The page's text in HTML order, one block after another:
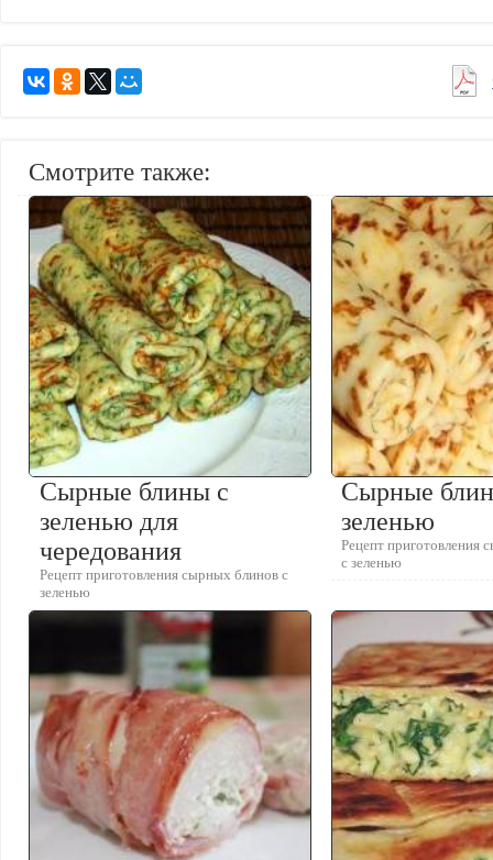
Смотрите также:
Сырные блины с
зеленью для
чередования
Рецепт приготовления сырных блинов с
зеленью
Сырные
зеленью
Рецепт приготовления
с зеленью